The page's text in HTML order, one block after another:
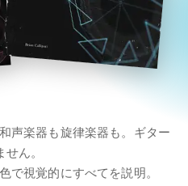
和声楽器も旋律楽器も。ギター
ん。
で視覚的にすべてを説明。